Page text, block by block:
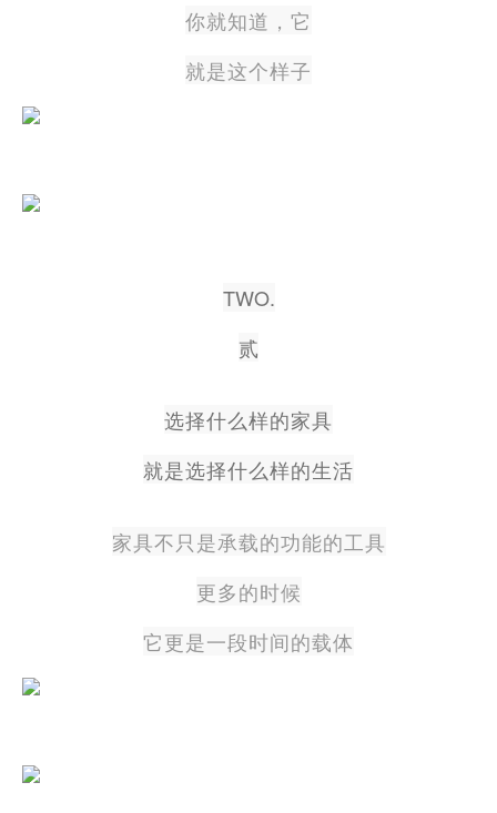
你就知道，它
就是这个样子
TWO.
贰
选择什么样的家具
就是选择什么样的生活
家具不只是承载的功能的工具
更多的时候
它更是一段时间的载体